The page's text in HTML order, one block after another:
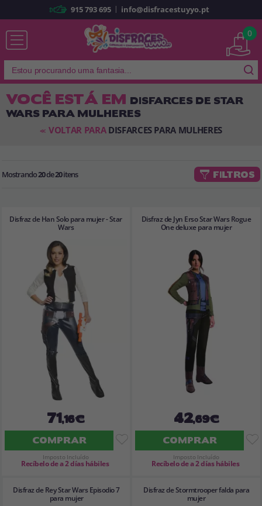
Já sou cliente
Lembrar-me Esqueceu sua senha?
Ao criar uma conta emdisfracestuyyo.pt, você poderá fazer suas
pedidos e consultar suas operações anteriores.
Vá em frente! Estávamos esperando por você.
CRIAR CONTA
915 793 695 | info@disfracestuyyo.pt
0
VOCÊ ESTÁ EM DISFARCES DE STAR
WARS PARA MULHERES
<< VOLTAR PARA DISFARCES PARA MULHERES
Mostrando20de20itens FILTROS
Disfraz de Han Solo para mujer - Star
Wars
71,16€
COMPRAR
Imposto Incluído
Recíbelo de a 2 días hábiles
Disfraz de Jyn Erso Star Wars Rogue
One deluxe para mujer
42,69€
COMPRAR
Imposto Incluído
Recíbelo de a 2 días hábiles
Disfraz de Rey Star Wars Episodio 7
para mujer
Disfraz de Stormtrooper falda para
mujer